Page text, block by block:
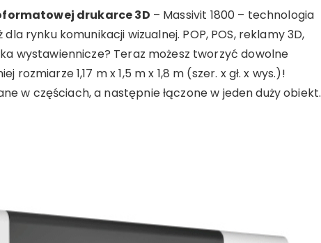
drukarce 3D – Massivit 1800 – technologia
rynku komunikacji wizualnej. POP, POS, reklamy 3D,
wystawiennicze? Teraz możesz tworzyć dowolne
1,17 m x 1,5 m x 1,8 m (szer. x gł. x wys.)!
w częściach, a następnie łączone w jeden duży obiekt.